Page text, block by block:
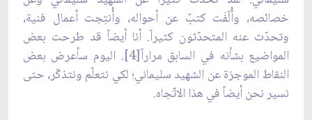
خصائصه، وأُلّفَت كتبٌ عن أحواله، وأُنتِجت أعمال فنية،
وتحدّث عنه المتحدّثون كثيراً. أنا أيضاً قد طرحت بعض
المواضيع بشأنه في السابق مراراً[4]. اليوم سأعرض بعض
النقاط الموجزة عن الشهيد سليماني؛ لكي نتعلّم ونتذكّر، حتى
نسير نحن أيضاً في هذا الاتّجاه.